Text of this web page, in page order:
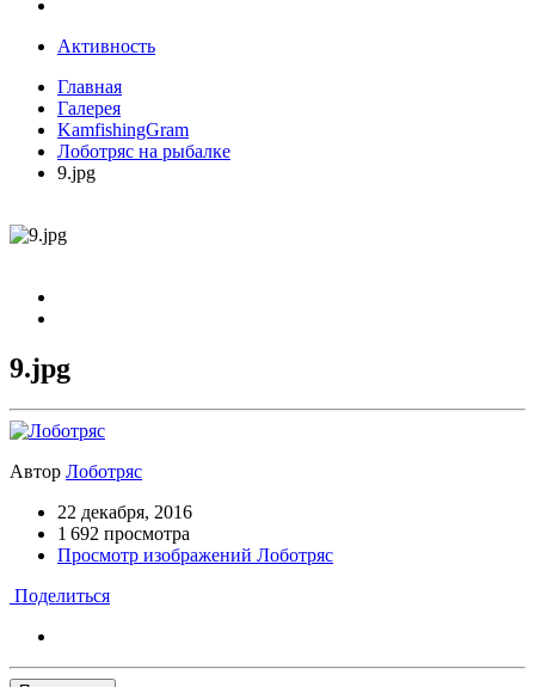
Активность
Главная
Галерея
KamfishingGram
Лоботряс на рыбалке
9.jpg
9.jpg
Автор Лоботряс
22 декабря, 2016
1 692 просмотра
Просмотр изображений Лоботряс
Поделиться